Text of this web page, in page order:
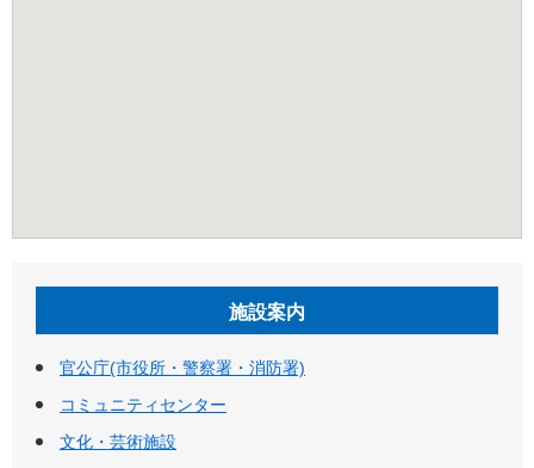
施設案内
官公庁(市役所・警察署・消防署)
コミュニティセンター
文化・芸術施設